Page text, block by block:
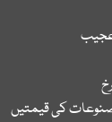
کی قیمتیں